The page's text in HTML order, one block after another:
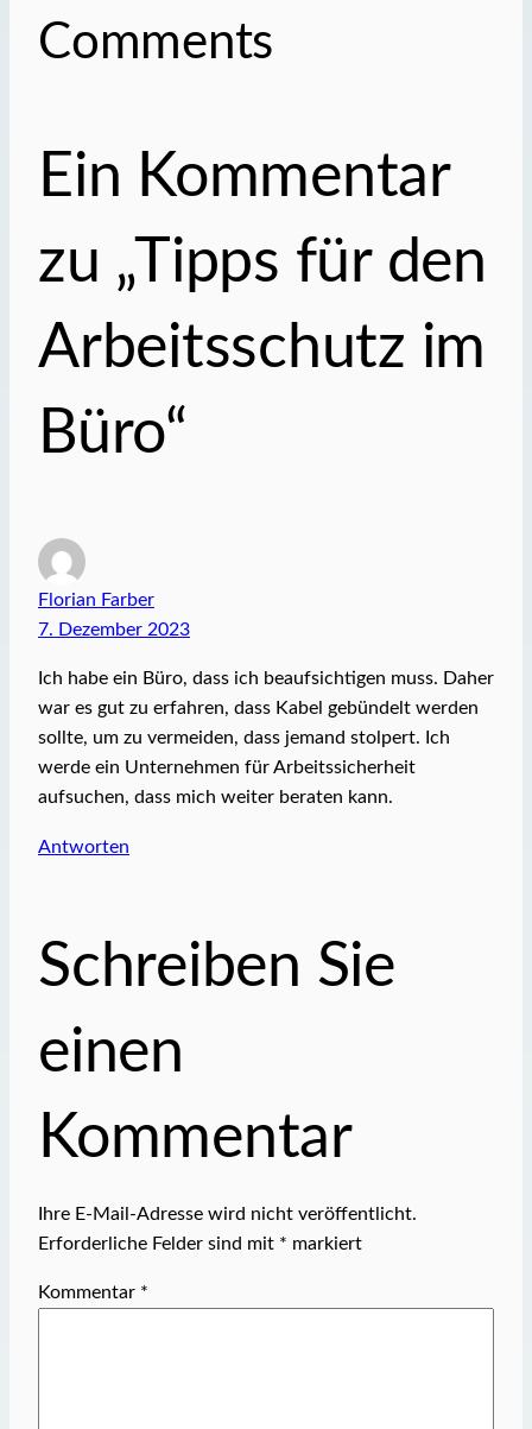
Comments
Ein Kommentar
zu „Tipps für den
Arbeitsschutz im
Büro“
Florian Farber
7. Dezember 2023
Ich habe ein Büro, dass ich beaufsichtigen muss. Daher
war es gut zu erfahren, dass Kabel gebündelt werden
sollte, um zu vermeiden, dass jemand stolpert. Ich
werde ein Unternehmen für Arbeitssicherheit
aufsuchen, dass mich weiter beraten kann.
Antworten
Schreiben Sie
einen
Kommentar
Ihre E-Mail-Adresse wird nicht veröffentlicht.
Erforderliche Felder sind mit * markiert
Kommentar *